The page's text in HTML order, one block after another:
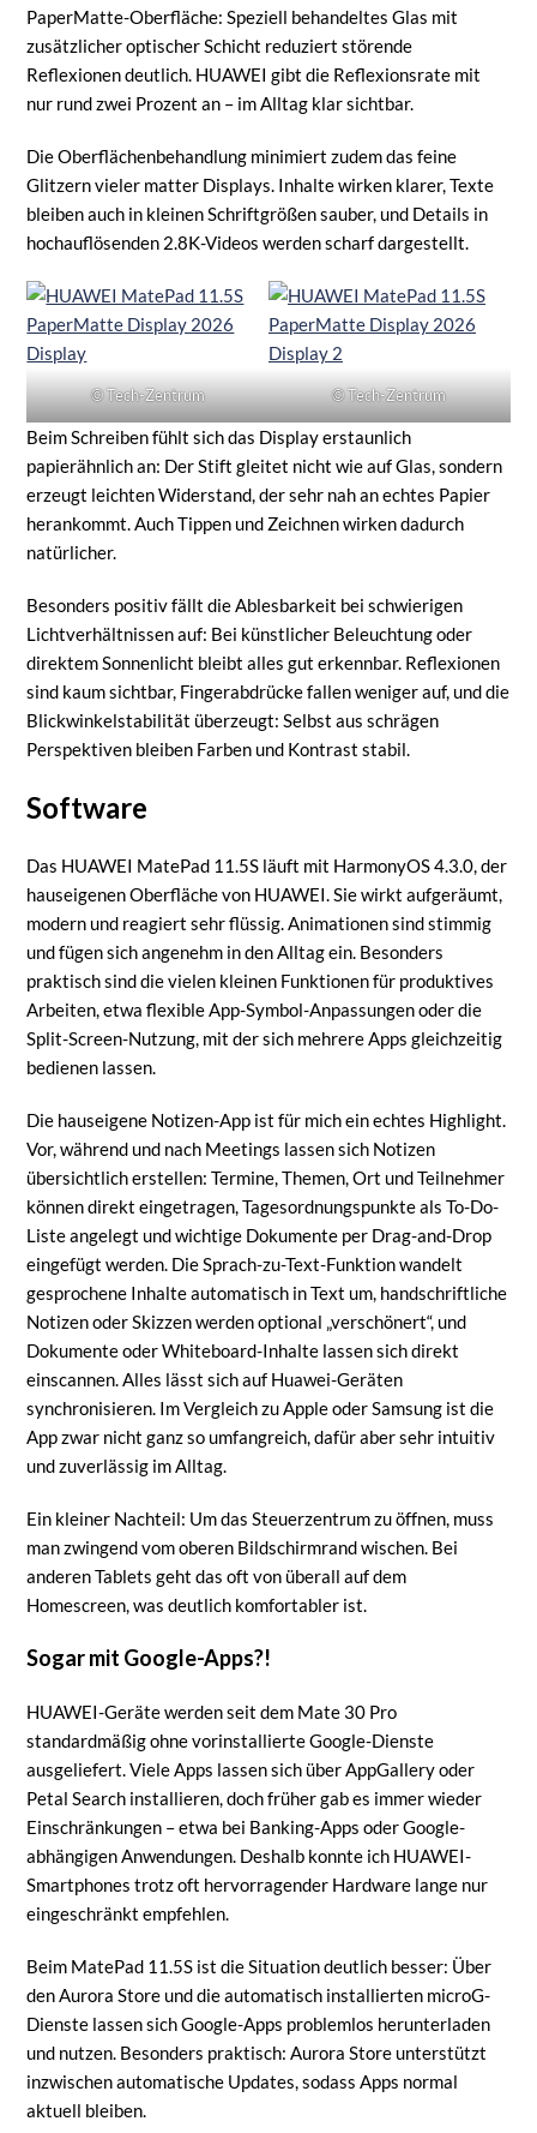
PaperMatte-Oberfläche: Speziell behandeltes Glas mit
zusätzlicher optischer Schicht reduziert störende
Reflexionen deutlich. HUAWEI gibt die Reflexionsrate mit
nur rund zwei Prozent an – im Alltag klar sichtbar.
Die Oberflächenbehandlung minimiert zudem das feine
Glitzern vieler matter Displays. Inhalte wirken klarer, Texte
bleiben auch in kleinen Schriftgrößen sauber, und Details in
hochauflösenden 2.8K-Videos werden scharf dargestellt.
© Tech-Zentrum © Tech-Zentrum
Beim Schreiben fühlt sich das Display erstaunlich
papierähnlich an: Der Stift gleitet nicht wie auf Glas, sondern
erzeugt leichten Widerstand, der sehr nah an echtes Papier
herankommt. Auch Tippen und Zeichnen wirken dadurch
natürlicher.
Besonders positiv fällt die Ablesbarkeit bei schwierigen
Lichtverhältnissen auf: Bei künstlicher Beleuchtung oder
direktem Sonnenlicht bleibt alles gut erkennbar. Reflexionen
sind kaum sichtbar, Fingerabdrücke fallen weniger auf, und die
Blickwinkelstabilität überzeugt: Selbst aus schrägen
Perspektiven bleiben Farben und Kontrast stabil.
Software
Das HUAWEI MatePad 11.5S läuft mit HarmonyOS 4.3.0, der
hauseigenen Oberfläche von HUAWEI. Sie wirkt aufgeräumt,
modern und reagiert sehr flüssig. Animationen sind stimmig
und fügen sich angenehm in den Alltag ein. Besonders
praktisch sind die vielen kleinen Funktionen für produktives
Arbeiten, etwa flexible App-Symbol-Anpassungen oder die
Split-Screen-Nutzung, mit der sich mehrere Apps gleichzeitig
bedienen lassen.
Die hauseigene Notizen-App ist für mich ein echtes Highlight.
Vor, während und nach Meetings lassen sich Notizen
übersichtlich erstellen: Termine, Themen, Ort und Teilnehmer
können direkt eingetragen, Tagesordnungspunkte als To-Do-
Liste angelegt und wichtige Dokumente per Drag-and-Drop
eingefügt werden. Die Sprach-zu-Text-Funktion wandelt
gesprochene Inhalte automatisch in Text um, handschriftliche
Notizen oder Skizzen werden optional „verschönert“, und
Dokumente oder Whiteboard-Inhalte lassen sich direkt
einscannen. Alles lässt sich auf Huawei-Geräten
synchronisieren. Im Vergleich zu Apple oder Samsung ist die
App zwar nicht ganz so umfangreich, dafür aber sehr intuitiv
und zuverlässig im Alltag.
Ein kleiner Nachteil: Um das Steuerzentrum zu öffnen, muss
man zwingend vom oberen Bildschirmrand wischen. Bei
anderen Tablets geht das oft von überall auf dem
Homescreen, was deutlich komfortabler ist.
Sogar mit Google-Apps?!
HUAWEI-Geräte werden seit dem Mate 30 Pro
standardmäßig ohne vorinstallierte Google-Dienste
ausgeliefert. Viele Apps lassen sich über AppGallery oder
Petal Search installieren, doch früher gab es immer wieder
Einschränkungen – etwa bei Banking-Apps oder Google-
abhängigen Anwendungen. Deshalb konnte ich HUAWEI-
Smartphones trotz oft hervorragender Hardware lange nur
eingeschränkt empfehlen.
Beim MatePad 11.5S ist die Situation deutlich besser: Über
den Aurora Store und die automatisch installierten microG-
Dienste lassen sich Google-Apps problemlos herunterladen
und nutzen. Besonders praktisch: Aurora Store unterstützt
inzwischen automatische Updates, sodass Apps normal
aktuell bleiben.